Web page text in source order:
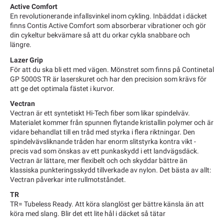
Active Comfort
En revolutionerande infallsvinkel inom cykling. Inbäddat i däcket
finns Contis Active Comfort som absorberar vibrationer och gör
din cykeltur bekvämare så att du orkar cykla snabbare och
längre.
Lazer Grip
För att du ska bli ett med vägen. Mönstret som finns på Continetal
GP 5000S TR är laserskuret och har den precision som krävs för
att ge det optimala fästet i kurvor.
Vectran
Vectran är ett syntetiskt Hi-Tech fiber som likar spindelväv.
Materialet kommer från spunnen flytande kristallin polymer och är
vidare behandlat till en tråd med styrka i flera riktningar. Den
spindelvävsliknande tråden har enorm slitstyrka kontra vikt -
precis vad som önskas av ett punkaskydd i ett landvägsdäck.
Vectran är lättare, mer flexibelt och och skyddar bättre än
klassiska punkteringsskydd tillverkade av nylon. Det bästa av allt:
Vectran påverkar inte rullmotståndet.
TR
TR= Tubeless Ready. Att köra slanglöst ger bättre känsla än att
köra med slang. Blir det ett lite hål i däcket så tätar